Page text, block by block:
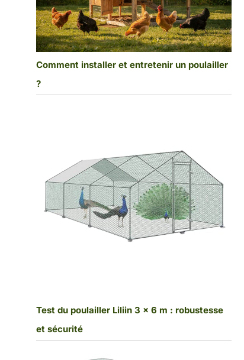
Comment installer et entretenir un poulailler
?
Test du poulailler Liliin 3 x 6 m : robustesse
et sécurité